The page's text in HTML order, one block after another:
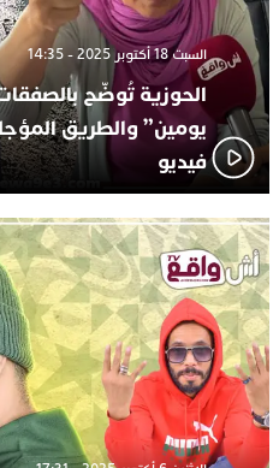
السبت 18 أكتوبر 2025 - 14:35
الحوزية تُوضّح بالصفقات
يومين” والطريق
فيديو